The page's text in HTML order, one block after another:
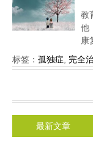
教
他
康
标签： 孤独症 完全
最新文章